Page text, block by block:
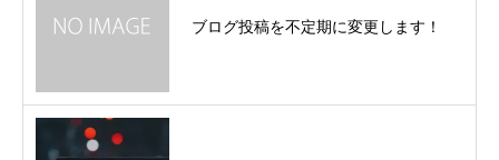
ブログ投稿を不定期に変更します！